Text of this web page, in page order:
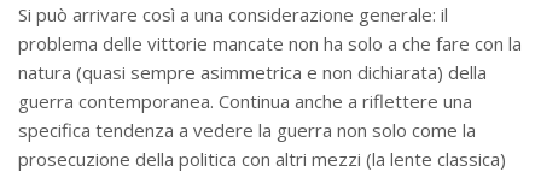
Si può arrivare così a una considerazione generale: il
problema delle vittorie mancate non ha solo a che fare con la
natura (quasi sempre asimmetrica e non dichiarata) della
guerra contemporanea. Continua anche a riflettere una
specifica tendenza a vedere la guerra non solo come la
prosecuzione della politica con altri mezzi (la lente classica)